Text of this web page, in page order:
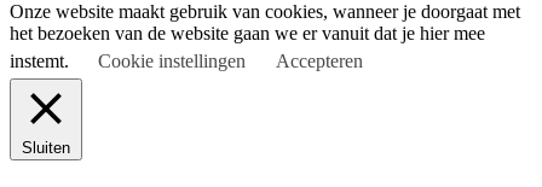
Onze website maakt gebruik van cookies, wanneer je doorgaat met
het bezoeken van de website gaan we er vanuit dat je hier mee
instemt.
Cookie instellingen Accepteren
Sluiten